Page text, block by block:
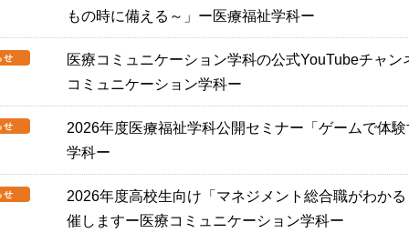
もの時に備える～」ー医療福祉学科ー
せ
医療コミュニケーション学科の公式YouTubeチャ
コミュニケーション学科ー
せ
2026年度医療福祉学科公開セミナー「ゲームで体
学科ー
せ
2026年度高校生向け「マネジメント総合職がわか
催しますー医療コミュニケーション学科ー